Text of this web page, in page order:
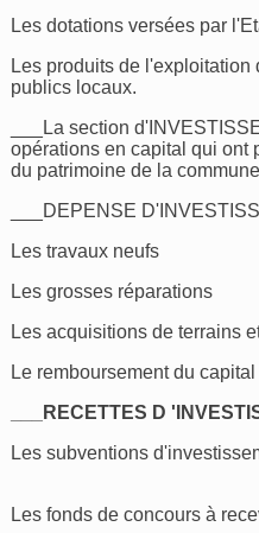
Les dotations versées par
Les produits de
publics locaux.
___La section
opérations en capital qui ont
du patrimoine de la commune
___DEPENSE
Les travaux neufs
Les grosses réparations
Les acquisitions de terrains
Le remboursement du
___RECETTES D
Les subventions
Les fonds de concours à